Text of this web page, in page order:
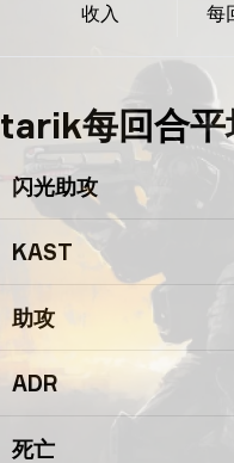
收入 每
tarik每回合平
闪光助攻
KAST
助攻
ADR
死亡